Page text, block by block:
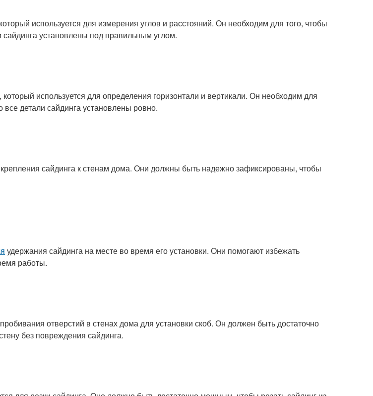
используется для измерения углов и расстояний. Он необходим для того, чтобы
сайдинга установлены под правильным углом.
который используется для определения горизонтали и вертикали. Он необходим для
все детали сайдинга установлены ровно.
крепления сайдинга к стенам дома. Они должны быть надежно зафиксированы, чтобы
удержания сайдинга на месте во время его установки. Они помогают избежать
работы.
отверстий в стенах дома для установки скоб. Он должен быть достаточно
без повреждения сайдинга.